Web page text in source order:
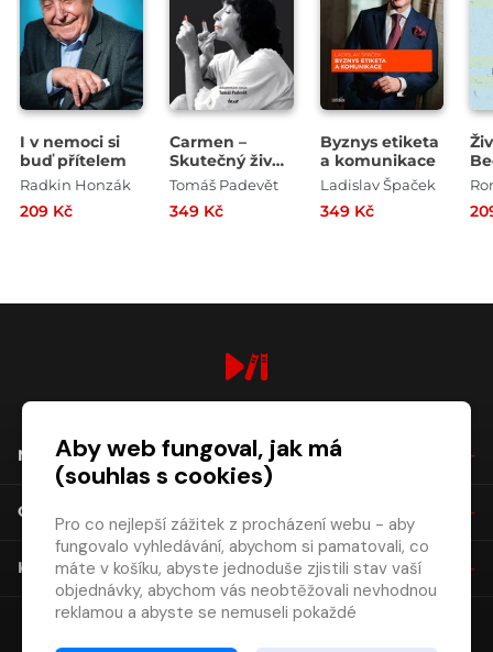
I v nemoci si
buď přítelem
Radkin Honzák
209 Kč
Carmen –
Skutečný život
Hany
Tomáš Padevět
349 Kč
Byznys etiketa
a komunikace
Ladislav Špaček
349 Kč
NÁKUP
O SPOLEČNOSTI
KONTAKT
Aby web fungoval, jak má
(souhlas s cookies)
Pro co nejlepší zážitek z procházení webu - aby
fungovalo vyhledávání, abychom si pamatovali, co
máte v košíku, abyste jednoduše zjistili stav vaší
objednávky, abychom vás neobtěžovali nevhodnou
reklamou a abyste se nemuseli pokaždé